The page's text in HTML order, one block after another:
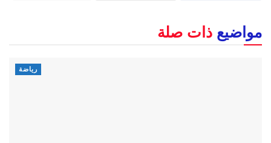
مواضيع ذات صلة
رياضة